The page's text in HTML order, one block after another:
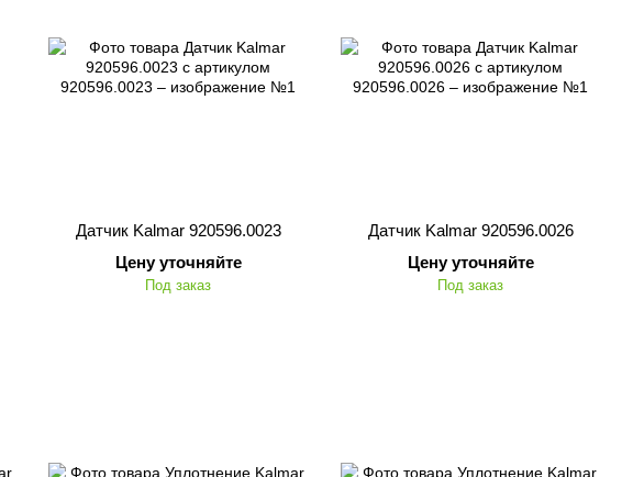
Датчик Kalmar 920596.0023
Цену уточняйте
Под заказ
Датчик Kalmar 920596.0026
Цену уточняйте
Под заказ